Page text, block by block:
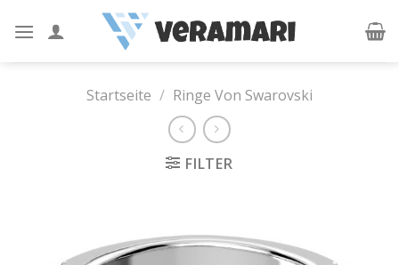
Startseite / Ringe Von Swarovski
FILTER